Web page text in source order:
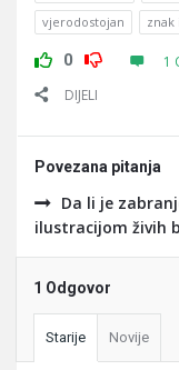
vjerodostojan
znak
0 1
DIJELI
Povezana pitanja
Da li je
ilustracijom živih
1 Odgovor
Starije Novije